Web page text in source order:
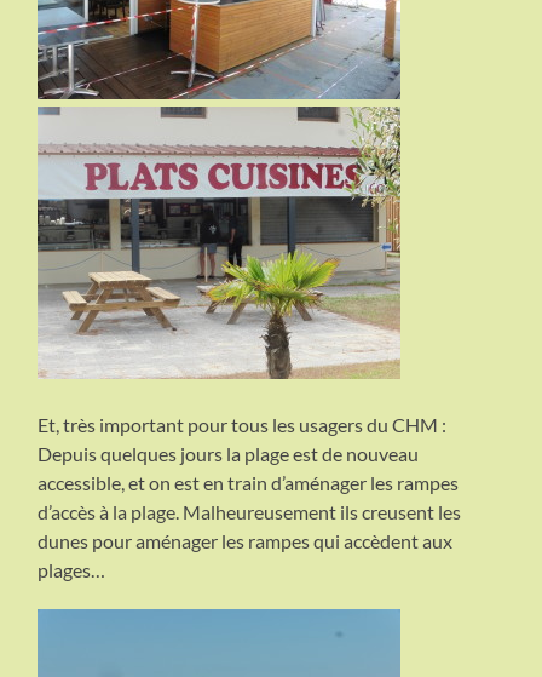
Et, très important pour tous les usagers du CHM :
Depuis quelques jours la plage est de nouveau
accessible, et on est en train d’aménager les rampes
d’accès à la plage. Malheureusement ils creusent les
dunes pour aménager les rampes qui accèdent aux
plages…